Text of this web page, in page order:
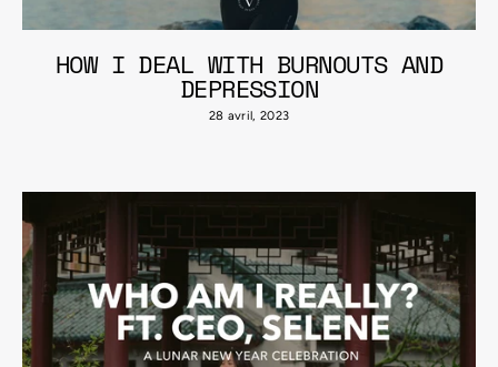
HOW I DEAL WITH BURNOUTS AND
DEPRESSION
28 avril, 2023